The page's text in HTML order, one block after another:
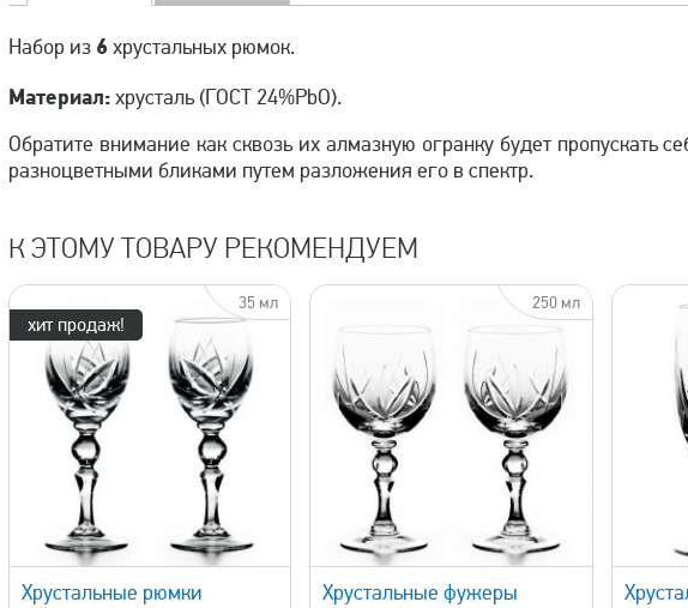
Набор из 6 хрустальных рюмок.
Материал:хрусталь (ГОСТ 24%PbO).
Обратите внимание как сквозь их алмазную огранку будет пропускать
разноцветными бликами путем разложения его в спектр.
К ЭТОМУ ТОВАРУ РЕКОМЕНДУЕМ
хит продаж!
35 мл
Хрустальные рюмки
250 мл
быстрый просмотр
Хрустальные фужеры
быстрый просмотр